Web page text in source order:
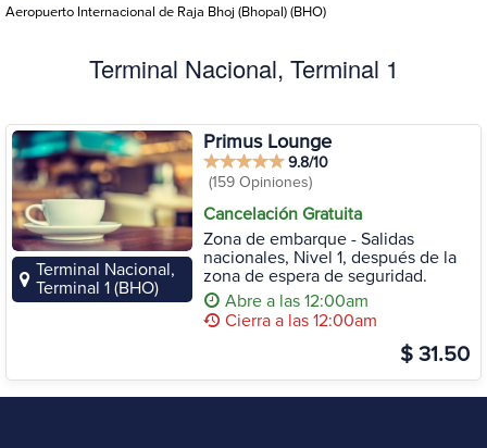
Aeropuerto Internacional de Raja Bhoj (Bhopal) (BHO)
Terminal Nacional, Terminal 1
Terminal Nacional,
Terminal 1 (BHO)
Primus Lounge
9.8/10
(159 Opiniones)
Cancelación Gratuita
Zona de embarque - Salidas
nacionales, Nivel 1, después de la
zona de espera de seguridad.
Abre a las 12:00am
Cierra a las 12:00am
$ 31.50